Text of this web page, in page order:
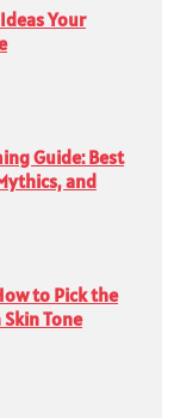
Your
Guide: Best
and
to Pick the
Tone